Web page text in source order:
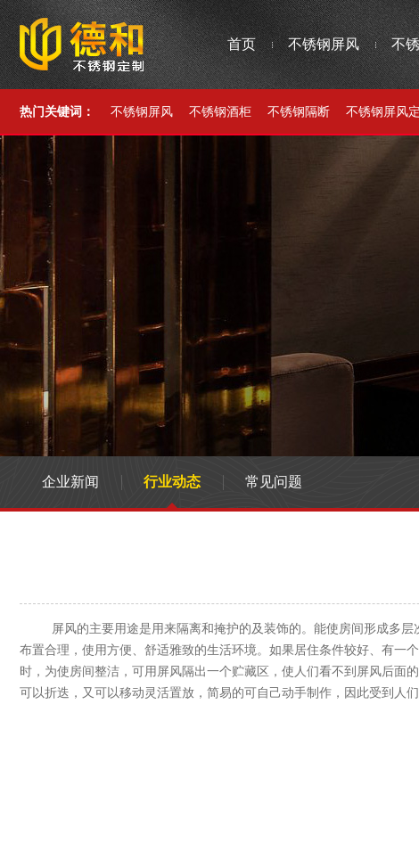
首页 不锈钢屏风 不
热门关键词： 不锈钢屏风 不锈钢酒柜 不锈钢隔断 不锈钢屏风
企业新闻 行业动态 常见问题
屏风的主要用途是用来隔离和掩护的及装饰的。能使房间形成多层
布置合理，使用方便、舒适雅致的生活环境。如果居住条件较好、有一
时，为使房间整洁，可用屏风隔出一个贮藏区，使人们看不到屏风后面
可以折迭，又可以移动灵活置放，简易的可自己动手制作，因此受到人们